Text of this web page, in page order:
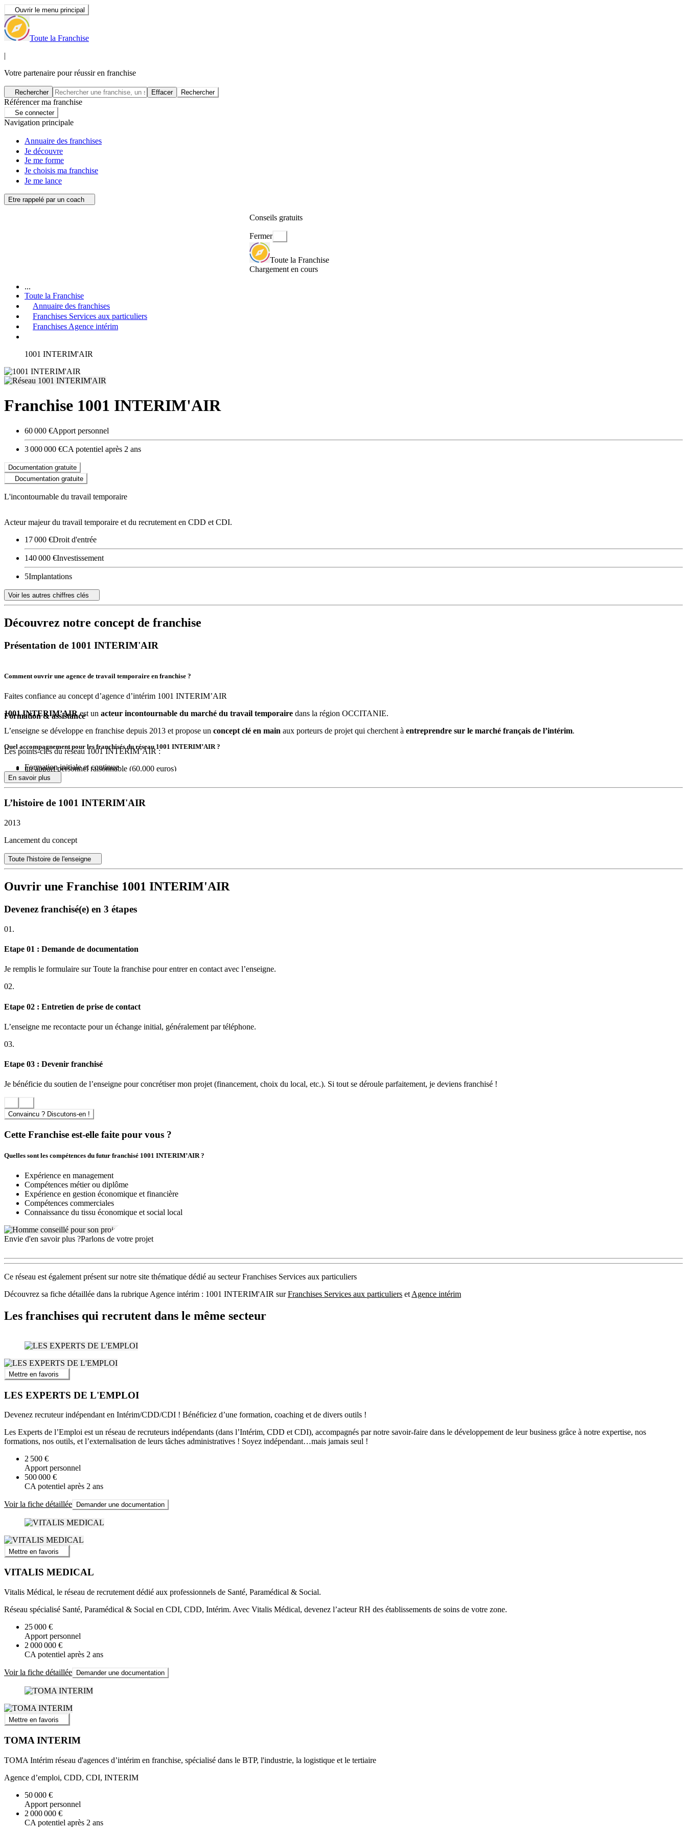
Ouvrir le menu principal
Toute la Franchise
|
Votre partenaire pour réussir en franchise
Rechercher Effacer Rechercher
Référencer ma franchise
Se connecter
Navigation principale
Annuaire des franchises
Je découvre
Je me forme
Je choisis ma franchise
Je me lance
Etre rappelé par un coach
Conseils gratuits
Fermer
Toute la Franchise
Chargement en cours
...
Toute la Franchise
Annuaire des franchises
Franchises Services aux particuliers
Franchises Agence intérim
1001 INTERIM'AIR
Franchise 1001 INTERIM'AIR
60 000 €Apport personnel
3 000 000 €CA potentiel après 2 ans
Documentation gratuite
Documentation gratuite
L'incontournable du travail temporaire
Acteur majeur du travail temporaire et du recrutement en CDD et CDI.
17 000 €Droit d'entrée
140 000 €Investissement
5Implantations
Voir les autres chiffres clés
Découvrez notre concept de franchise
Présentation de 1001 INTERIM'AIR
Comment ouvrir une agence de travail temporaire en franchise ?
Faites confiance au concept d’agence d’intérim 1001 INTERIM’AIR
1001 INTERIM’AIRest un acteur incontournable du marché du travail temporaire dans la région OCCITANIE.
L’enseigne se développe en franchise depuis 2013 et propose un concept clé en main aux porteurs de projet qui cherchent à entreprendre sur le marché français de l’intérim.
Les points-clés du réseau 1001 INTERIM’AIR :
un apport personnel raisonnable (60.000 euros)
un chiffre d’affaires réalisable à 2 ans de 3.000.000 €
un local commercial de 80 m² en moyenne
un suivi complet des franchisés
Formation & assistance
Quel accompagnement pour les franchisés du réseau 1001 INTERIM’AIR ?
Formation initiale et continue
Accompagnement tout au long du contrat de franchisé
Accès aux accords-cadres négociés par la tête de réseau
Logiciel informatique - Dématérialisation - Hotline
Aide pour l’obtention de garantie financière
En savoir plus
L’histoire de 1001 INTERIM'AIR
2013
Lancement du concept
Toute l'histoire de l'enseigne
Ouvrir une Franchise 1001 INTERIM'AIR
Devenez franchisé(e) en 3 étapes
01.
Etape 01 : Demande de documentation
Je remplis le formulaire sur Toute la franchise pour entrer en contact avec l’enseigne.
02.
Etape 02 : Entretien de prise de contact
L’enseigne me recontacte pour un échange initial, généralement par téléphone.
03.
Etape 03 : Devenir franchisé
Je bénéficie du soutien de l’enseigne pour concrétiser mon projet (financement, choix du local, etc.). Si tout se déroule parfaitement, je deviens franchisé !
Convaincu ? Discutons-en !
Cette Franchise est-elle faite pour vous ?
Quelles sont les compétences du futur franchisé 1001 INTERIM’AIR ?
Expérience en management
Compétences métier ou diplôme
Expérience en gestion économique et financière
Compétences commerciales
Connaissance du tissu économique et social local
Envie d'en savoir plus ?Parlons de votre projet
Ce réseau est également présent sur notre site thématique dédié au secteur Franchises Services aux particuliers
Découvrez sa fiche détaillée dans la rubrique Agence intérim : 1001 INTERIM'AIR surFranchises Services aux particuliers et Agence intérim
Les franchises qui recrutent dans le même secteur
Mettre en favoris
LES EXPERTS DE L'EMPLOI
Devenez recruteur indépendant en Intérim/CDD/CDI ! Bénéficiez d’une formation, coaching et de divers outils !
Les Experts de l’Emploi est un réseau de recruteurs indépendants (dans l’Intérim, CDD et CDI), accompagnés par notre savoir-faire dans le développement de leur business grâce à notre expertise, nos
formations, nos outils, et l’externalisation de leurs tâches administratives ! Soyez indépendant…mais jamais seul !
2 500 €
Apport personnel
500 000 €
CA potentiel après 2 ans
Voir la fiche détaillée Demander une documentation
Mettre en favoris
VITALIS MEDICAL
Vitalis Médical, le réseau de recrutement dédié aux professionnels de Santé, Paramédical & Social.
Réseau spécialisé Santé, Paramédical & Social en CDI, CDD, Intérim. Avec Vitalis Médical, devenez l’acteur RH des établissements de soins de votre zone.
25 000 €
Apport personnel
2 000 000 €
CA potentiel après 2 ans
Voir la fiche détaillée Demander une documentation
Mettre en favoris
TOMA INTERIM
TOMA Intérim réseau d'agences d’intérim en franchise, spécialisé dans le BTP, l'industrie, la logistique et le tertiaire
Agence d’emploi, CDD, CDI, INTERIM
50 000 €
Apport personnel
2 000 000 €
CA potentiel après 2 ans